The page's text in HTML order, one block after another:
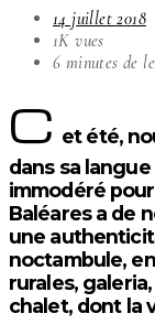
14 juillet 2018
1K vues
6 minutes de
C et été,
dans sa
immodéré
Baléares a de
une
noctambule,
rurales,
chalet, dont la